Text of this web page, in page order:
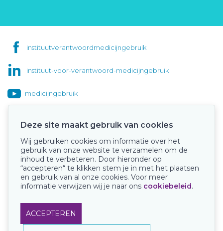
instituutverantwoordmedicijngebruik
instituut-voor-verantwoord-medicijngebruik
medicijngebruik
Onze keurmerken
Deze site maakt gebruik van cookies
Wij gebruiken cookies om informatie over het
gebruik van onze website te verzamelen om de
inhoud te verbeteren. Door hieronder op
“accepteren“ te klikken stem je in met het plaatsen
en gebruik van al onze cookies. Voor meer
informatie verwijzen wij je naar ons cookiebeleid.
ACCEPTEREN